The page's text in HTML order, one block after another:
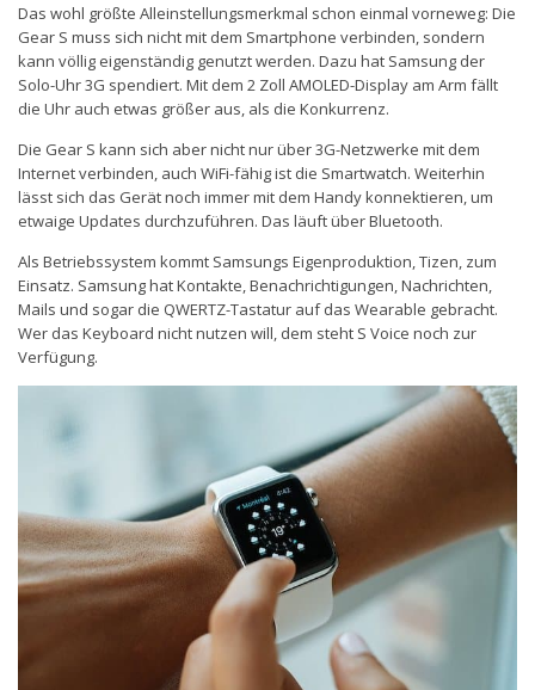
Das wohl größte Alleinstellungsmerkmal schon einmal vorneweg: Die
Gear S muss sich nicht mit dem Smartphone verbinden, sondern
kann völlig eigenständig genutzt werden. Dazu hat Samsung der
Solo-Uhr 3G spendiert. Mit dem 2 Zoll AMOLED-Display am Arm fällt
die Uhr auch etwas größer aus, als die Konkurrenz.
Die Gear S kann sich aber nicht nur über 3G-Netzwerke mit dem
Internet verbinden, auch WiFi-fähig ist die Smartwatch. Weiterhin
lässt sich das Gerät noch immer mit dem Handy konnektieren, um
etwaige Updates durchzuführen. Das läuft über Bluetooth.
Als Betriebssystem kommt Samsungs Eigenproduktion, Tizen, zum
Einsatz. Samsung hat Kontakte, Benachrichtigungen, Nachrichten,
Mails und sogar die QWERTZ-Tastatur auf das Wearable gebracht.
Wer das Keyboard nicht nutzen will, dem steht S Voice noch zur
Verfügung.